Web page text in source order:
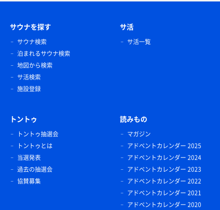
サウナを探す
サウナ検索
泊まれるサウナ検索
地図から検索
サ活検索
施設登録
サ活
サ活一覧
トントゥ
トントゥ抽選会
トントゥとは
当選発表
過去の抽選会
協賛募集
読みもの
マガジン
アドベントカレンダー 2025
アドベントカレンダー 2024
アドベントカレンダー 2023
アドベントカレンダー 2022
アドベントカレンダー 2021
アドベントカレンダー 2020